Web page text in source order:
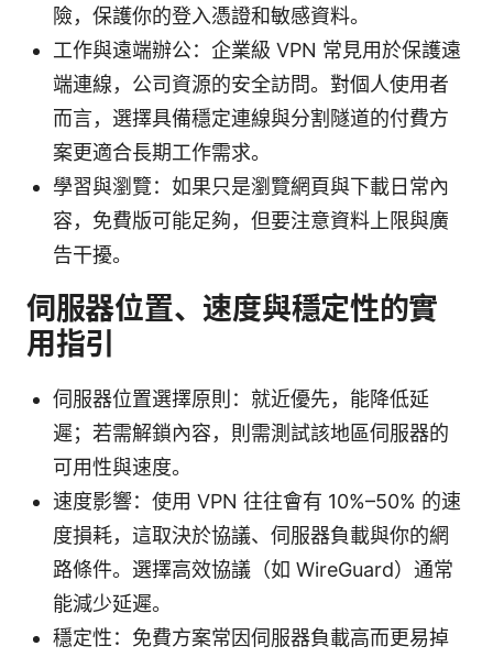
險，保護你的登入憑證和敏感資料。
工作與遠端辦公：企業級 VPN 常見用於保護遠
端連線，公司資源的安全訪問。對個人使用者
而言，選擇具備穩定連線與分割隧道的付費方
案更適合長期工作需求。
學習與瀏覽：如果只是瀏覽網頁與下載日常內
容，免費版可能足夠，但要注意資料上限與廣
告干擾。
伺服器位置、速度與穩定性的實
用指引
伺服器位置選擇原則：就近優先，能降低延
遲；若需解鎖內容，則需測試該地區伺服器的
可用性與速度。
速度影響：使用 VPN 往往會有 10%–50% 的速
度損耗，這取決於協議、伺服器負載與你的網
路條件。選擇高效協議（如 WireGuard）通常
能減少延遲。
穩定性：免費方案常因伺服器負載高而更易掉